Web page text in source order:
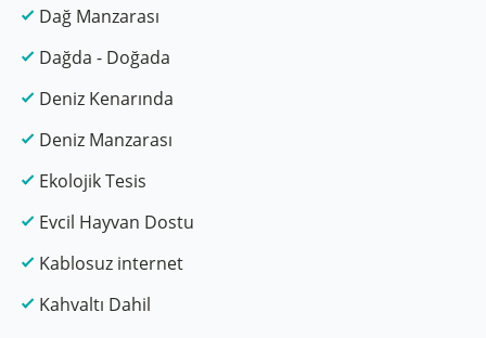
Dağ Manzarası
Dağda - Doğada
Deniz Kenarında
Deniz Manzarası
Ekolojik Tesis
Evcil Hayvan Dostu
Kablosuz internet
Kahvaltı Dahil